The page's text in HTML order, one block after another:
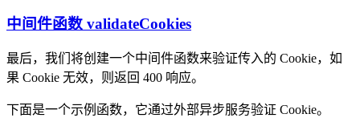
中间件函数 validateCookies
最后，我们将创建一个中间件函数来验证传入的 Cookie，如
果 Cookie 无效，则返回 400 响应。
下面是一个示例函数，它通过外部异步服务验证 Cookie。